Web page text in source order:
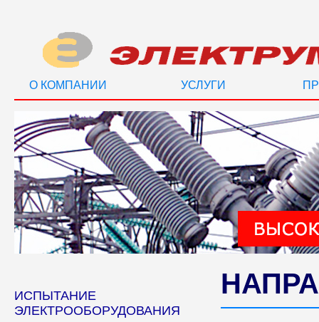
О КОМПАНИИ УСЛУГИ
ИСПЫТАНИЕ
ЭЛЕКТРООБОРУДОВАНИЯ